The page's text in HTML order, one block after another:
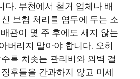
다. 부천에서 철거 업체나 배
보험 처리를 염두에 두는 소
관이 몇 주 후에도 새지 않는
버리지 말아야 합니다. 오히
록 치솟는 관리비와 외벽 결
후들을 간과하지 않고 미세